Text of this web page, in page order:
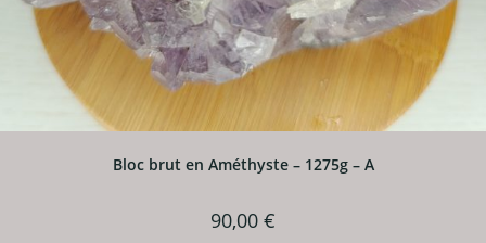
Bloc brut en Améthyste – 1275g – A
90,00 €